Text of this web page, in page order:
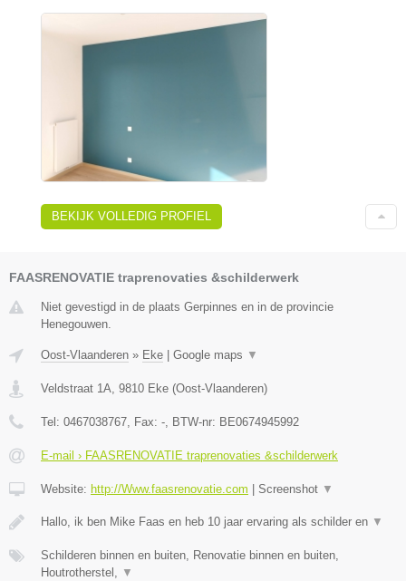
BEKIJK VOLLEDIG PROFIEL
FAASRENOVATIE traprenovaties &schilderwerk
Niet gevestigd in de plaats Gerpinnes en in de provincie
Henegouwen.
Oost-Vlaanderen » Eke Google maps ▼
Veldstraat 1A, 9810 Eke (Oost-Vlaanderen)
Tel: 0467038767, Fax: -, BTW-nr: BE0674945992
E-mail › FAASRENOVATIE traprenovaties &schilderwerk
Website: http://Www.faasrenovatie.com Screenshot ▼
Hallo, ik ben Mike Faas en heb 10 jaar ervaring als schilder en ▼
Schilderen binnen en buiten, Renovatie binnen en buiten,
Houtrotherstel, ▼